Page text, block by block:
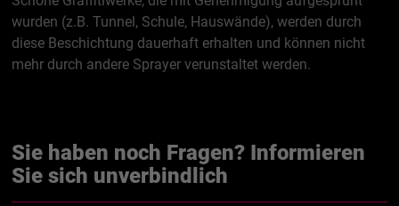
wurden (z.B. Tunnel, Schule, Hauswände), werden durch
diese Beschichtung dauerhaft erhalten und können nicht
mehr durch andere Sprayer verunstaltet werden.
Sie haben noch Fragen? Informieren
Sie sich unverbindlich